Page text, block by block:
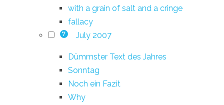
with a grain of salt and a cringe
fallacy
7 July 2007
Dümmster Text des Jahres
Sonntag
Noch ein Fazit
Why